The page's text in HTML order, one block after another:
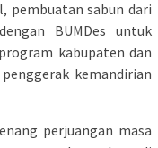
pembuatan sabun dari
BUMDes untuk
kabupaten dan
kemandirian
perjuangan masa